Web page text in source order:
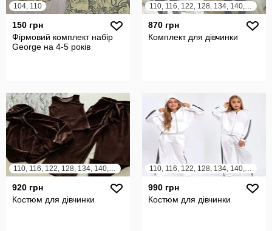
104, 110
150 грн
Фірмовий комплект набір
George на 4-5 років
110, 116, 122, 128, 134, 140, 146, 152, 158, 164
870 грн
Комплект для дівчинки
110, 116, 122, 128, 134, 140, 146, 152, 158, 164
920 грн
Костюм для дівчинки
110, 116, 122, 128, 134, 140, 146, 152, 158, 164
990 грн
Костюм для дівчинки